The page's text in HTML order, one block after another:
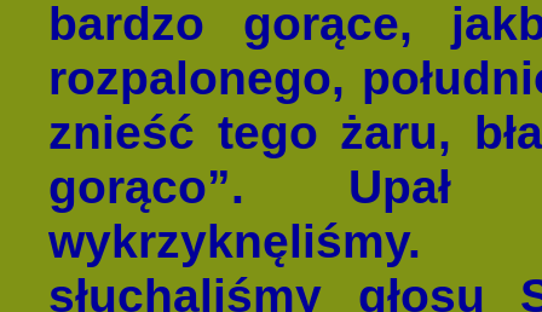
bardzo gorące,
rozpalonego,
znieść tego żaru,
gorąco”. Upał
słuchaliśmy głosu